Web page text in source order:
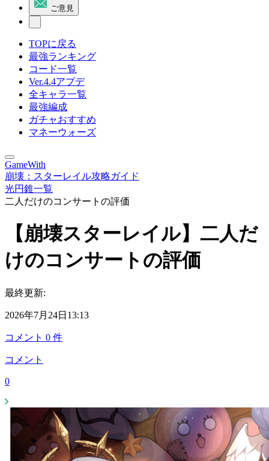
ご意見
TOPに戻る
最強ランキング
コード一覧
Ver.4.4アプデ
全キャラ一覧
最強編成
ガチャおすすめ
マネーウォーズ
GameWith
崩壊：スターレイル攻略ガイド
光円錐一覧
二人だけのコンサートの評価
【崩壊スターレイル】二人だ
けのコンサートの評価
最終更新:
2026年7月24日13:13
コメント 0 件
コメント
0